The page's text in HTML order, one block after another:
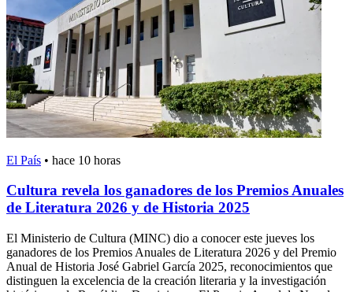
El País • hace 10 horas
Cultura revela los ganadores de los Premios Anuales
de Literatura 2026 y de Historia 2025
El Ministerio de Cultura (MINC) dio a conocer este jueves los
ganadores de los Premios Anuales de Literatura 2026 y del Premio
Anual de Historia José Gabriel García 2025, reconocimientos que
distinguen la excelencia de la creación literaria y la investigación